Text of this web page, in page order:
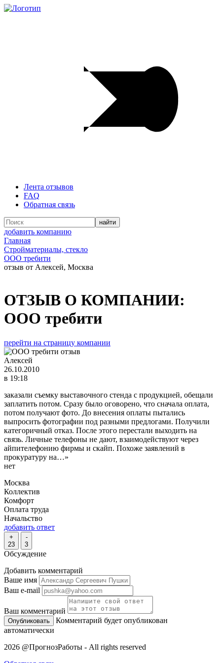
Лента отзывов
FAQ
Обратная связь
добавить компанию
Главная
Стройматериалы, стекло
ООО требити
отзыв от Алексей, Москва
ОТЗЫВ О КОМПАНИИ:
ООО требити
перейти на страницу компании
Алексей
26.10.2010
в 19:18
заказали съемку выставочного стенда с продукцией, обещали
заплатить потом. Сразу было оговорено, что сначала оплата,
потом получают фото. До внесения оплаты пытались
выпросить фотографии под разными предлогами. Получили
категоричный отказ. После этого перестали выходить на
связь. Личные телефоны не дают, взаимодействуют через
айпителефонию фирмы и скайп. Похоже заявлений в
прокуратуру на…»
нет
Москва
Коллектив
Комфорт
Оплата труда
Начальство
добавить ответ
+
23
-
3
Обсуждение
Добавить комментарий
Ваше имя
Ваш e-mail
Ваш комментарий
Комментарий будет опубликован
автоматически
2026 @ПрогнозРаботы - All rights reserved